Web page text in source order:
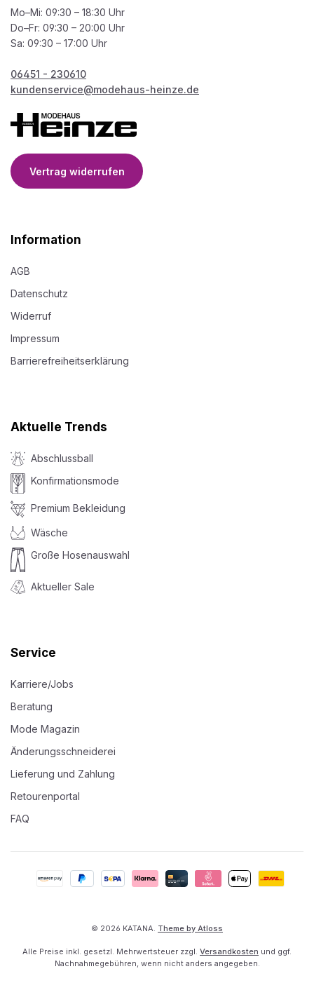
Mo–Mi: 09:30 – 18:30 Uhr
Do–Fr: 09:30 – 20:00 Uhr
Sa: 09:30 – 17:00 Uhr
06451 - 230610
kundenservice@modehaus-heinze.de
Vertrag widerrufen
Information
AGB
Datenschutz
Widerruf
Impressum
Barrierefreiheitserklärung
Aktuelle Trends
Abschlussball
Konfirmationsmode
Premium Bekleidung
Wäsche
Große Hosenauswahl
Aktueller Sale
Service
Karriere/Jobs
Beratung
Mode Magazin
Änderungsschneiderei
Lieferung und Zahlung
Retourenportal
FAQ
© 2026 KATANA. Theme by Atloss
Alle Preise inkl. gesetzl. Mehrwertsteuer zzgl. Versandkosten und ggf.
Nachnahmegebühren, wenn nicht anders angegeben.